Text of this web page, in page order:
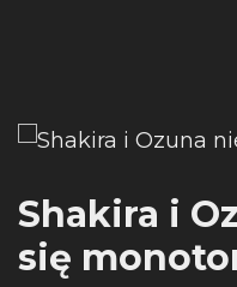
Shakira i
się